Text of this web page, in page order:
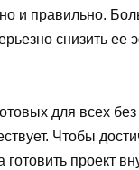
и правильно.
снизить
для всех
Чтобы
готовить проект